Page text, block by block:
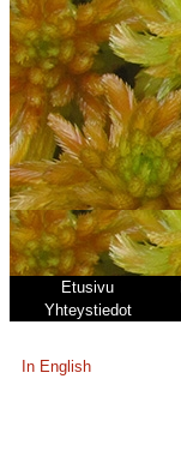
Etusivu
Yhteystiedot
In English